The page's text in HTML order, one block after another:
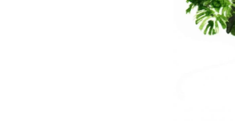
WIR SIND
ESSEN UND
WIE KOMMT MAN